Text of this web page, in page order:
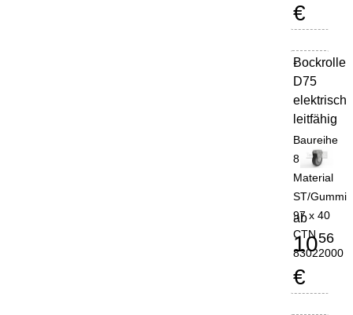
€
Bockrolle
D75
elektrisch
leitfähig
-
Baureihe
8
Material
ST/Gummi
97 x 40
CTN
83022000
ab
1056
€